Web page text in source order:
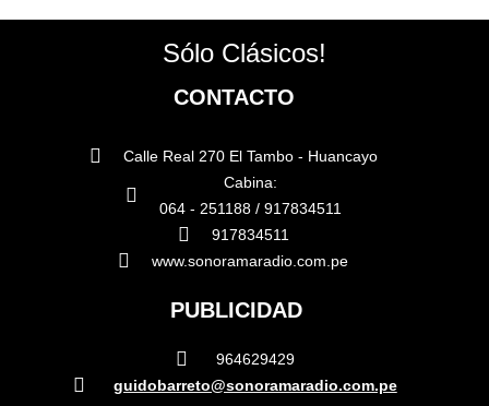
Sólo Clásicos!
CONTACTO
Calle Real 270 El Tambo - Huancayo
Cabina:
064 - 251188 / 917834511
917834511
www.sonoramaradio.com.pe
PUBLICIDAD
964629429
guidobarreto@sonoramaradio.com.pe